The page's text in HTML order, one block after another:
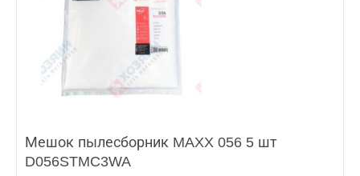
Мешок пылесборник MAXX 056 5 шт
D056STMC3WA